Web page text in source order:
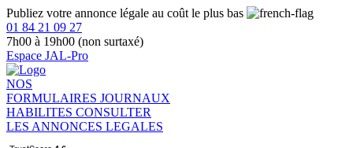
Publiez votre annonce légale au coût le plus bas
01 84 21 09 27
7h00 à 19h00 (non surtaxé)
Espace JAL-Pro
NOS
FORMULAIRES JOURNAUX
HABILITES CONSULTER
LES ANNONCES LEGALES